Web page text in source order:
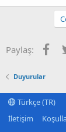
Paylaş:
Duyurular
Türkçe (TR)
İletişim